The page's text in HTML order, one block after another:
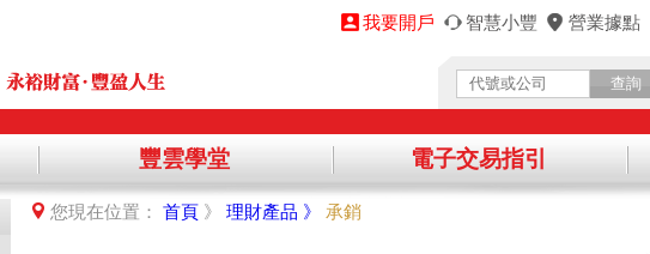
我要開戶 智慧小豐 營業據點
查詢
豐雲學堂 電子交易指引
您現在位置： 首頁 》 理財產品 》 承銷
您若同意繼續進入該網站，請點選「確認」，不同意請點選「取消」，謝謝！